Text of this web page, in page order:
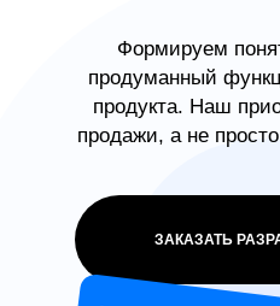
продажи, а не просто
Краткий аудит вашего
200
проектов
+